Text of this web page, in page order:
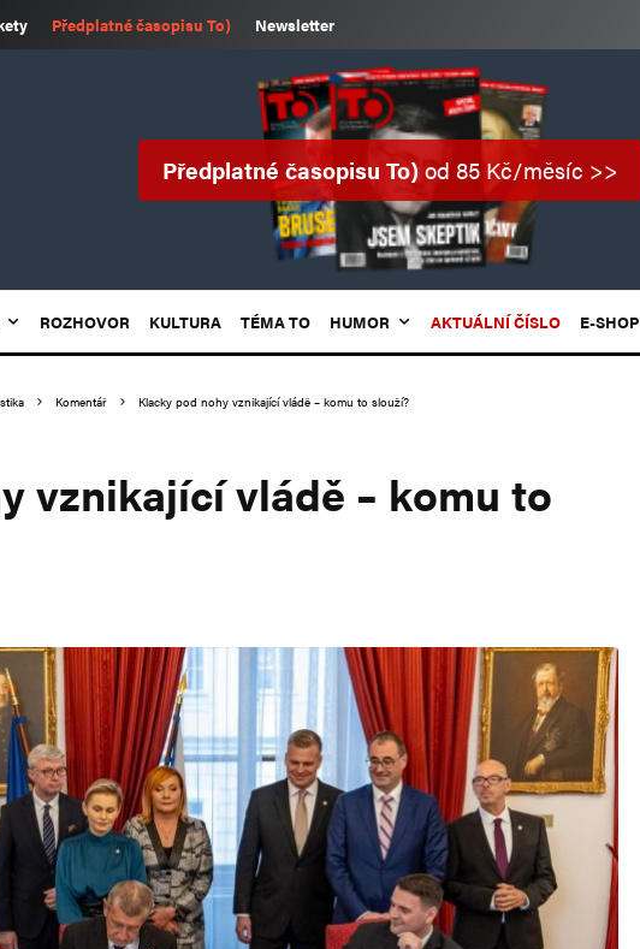
Předplatné časopisu To) Newsletter
Předplatné časopisu To)od 85 Kč/měsíc >>
ROZHOVOR KULTURA TÉMA TO HUMOR AKTUÁLNÍ ČÍSLO E-SHOP
Komentář Klacky pod nohy vznikající vládě – komu to slouží?
vznikající vládě – komu to